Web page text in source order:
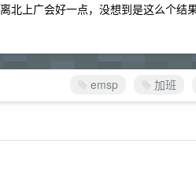
上广会好一点，没想到是这么个结果
emsp 加班